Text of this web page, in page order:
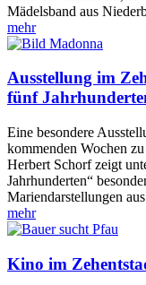
Mädelsband aus
mehr
Ausstellung im
fünf
Eine besondere
kommenden Wochen
Herbert Schorf zeigt
Jahrhunderten“
Mariendarstellungen
mehr
Kino im